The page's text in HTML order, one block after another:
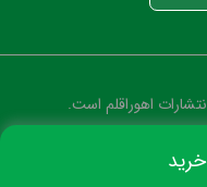
اهوراقلم است.